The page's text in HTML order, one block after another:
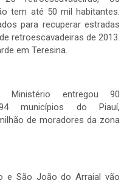
tem até 50 mil habitantes.
para recuperar estradas
retroescavadeiras de 2013.
em Teresina.
entregou 90
municípios do Piauí,
de moradores da zona
e São João do Arraial vão